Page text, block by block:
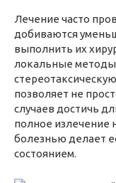
Лечение часто
добиваются
выполнить их
локальные
позволяет не
случаев достичь
полное излечение
болезнью делает
состоянием.